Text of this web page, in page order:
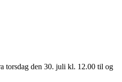
torsdag den 30. juli kl. 12.00 til og